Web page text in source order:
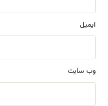
ایمیل
وب‌ سایت